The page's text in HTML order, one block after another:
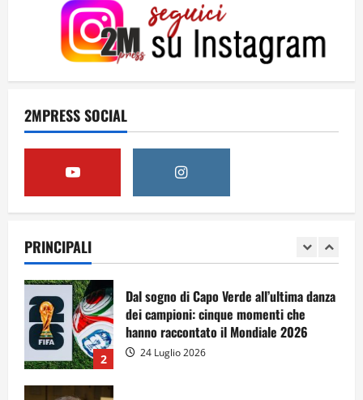
2MPRESS SOCIAL
PRINCIPALI
4
16 Luglio 2026
5
15 Luglio 2026
A Sergio, dal ragazzo furbo
2
Dal sogno di Capo Verde all’ultima danza
dei campioni: cinque momenti che
hanno raccontato il Mondiale 2026
24 Luglio 2026